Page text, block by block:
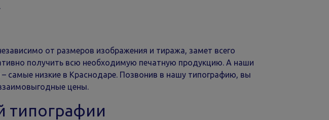
от размеров изображения и тиража, замет всего
получить всю необходимую печатную продукцию. А наши
самые низкие в Краснодаре. Позвонив в нашу типографию, вы
цены.
типографии